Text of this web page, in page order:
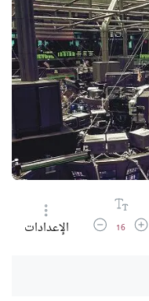
زيادة حجم الخط
16 تقليل حجم الخط
الإعدادات